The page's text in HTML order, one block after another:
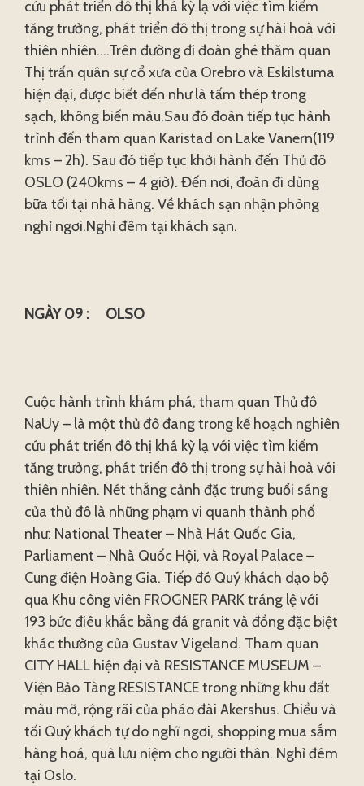
cứu phát triển đô thị khá kỳ lạ với việc tìm kiếm
tăng trưởng, phát triển đô thị trong sự hài hoà với
thiên nhiên….Trên đường đi đoàn ghé thăm quan
Thị trấn quân sự cổ xưa của Orebro và Eskilstuma
hiện đại, được biết đến như là tấm thép trong
sạch, không biến màu.Sau đó đoàn tiếp tục hành
trình đến tham quan Karistad on Lake Vanern(119
kms – 2h). Sau đó tiếp tục khởi hành đến Thủ đô
OSLO (240kms – 4 giờ). Đến nơi, đoàn đi dùng
bữa tối tại nhà hàng. Về khách sạn nhận phòng
nghỉ ngơi.Nghỉ đêm tại khách sạn.
NGÀY 09 : OLSO
Cuộc hành trình khám phá, tham quan Thủ đô
NaUy – là một thủ đô đang trong kế hoạch nghiên
cứu phát triển đô thị khá kỳ lạ với việc tìm kiếm
tăng trưởng, phát triển đô thị trong sự hài hoà với
thiên nhiên. Nét thắng cảnh đặc trưng buổi sáng
của thủ đô là những phạm vi quanh thành phố
như: National Theater – Nhà Hát Quốc Gia,
Parliament – Nhà Quốc Hội, và Royal Palace –
Cung điện Hoàng Gia. Tiếp đó Quý khách dạo bộ
qua Khu công viên FROGNER PARK tráng lệ với
193 bức điêu khắc bằng đá granit và đồng đặc biệt
khác thường của Gustav Vigeland. Tham quan
CITY HALL hiện đại và RESISTANCE MUSEUM –
Viện Bảo Tàng RESISTANCE trong những khu đất
màu mỡ, rộng rãi của pháo đài Akershus. Chiều và
tối Quý khách tự do nghĩ ngơi, shopping mua sắm
hàng hoá, quà lưu niệm cho người thân. Nghỉ đêm
tại Oslo.